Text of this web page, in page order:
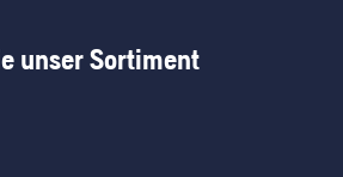
unser Sortiment